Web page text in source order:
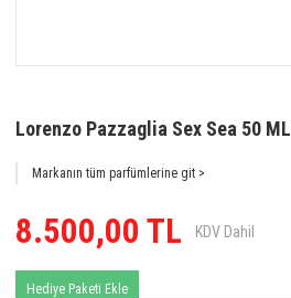
Lorenzo Pazzaglia Sex Sea 50 ML
Markanın tüm parfümlerine git >
8.500,00 TL KDV Dahil
Hediye Paketi Ekle